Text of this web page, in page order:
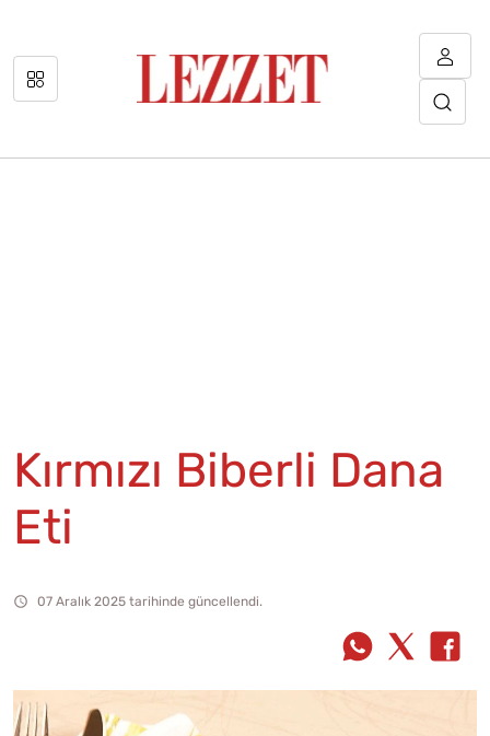
Kırmızı Biberli Dana
Eti
07 Aralık 2025 tarihinde güncellendi.